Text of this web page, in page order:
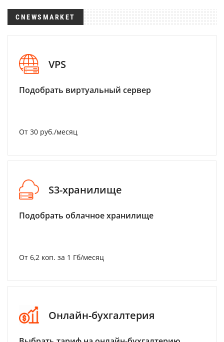
CNEWSMARKET
VPS
Подобрать виртуальный сервер
От 30 руб./месяц
S3-хранилище
Подобрать облачное хранилище
От 6,2 коп. за 1 Гб/месяц
Онлайн-бухгалтерия